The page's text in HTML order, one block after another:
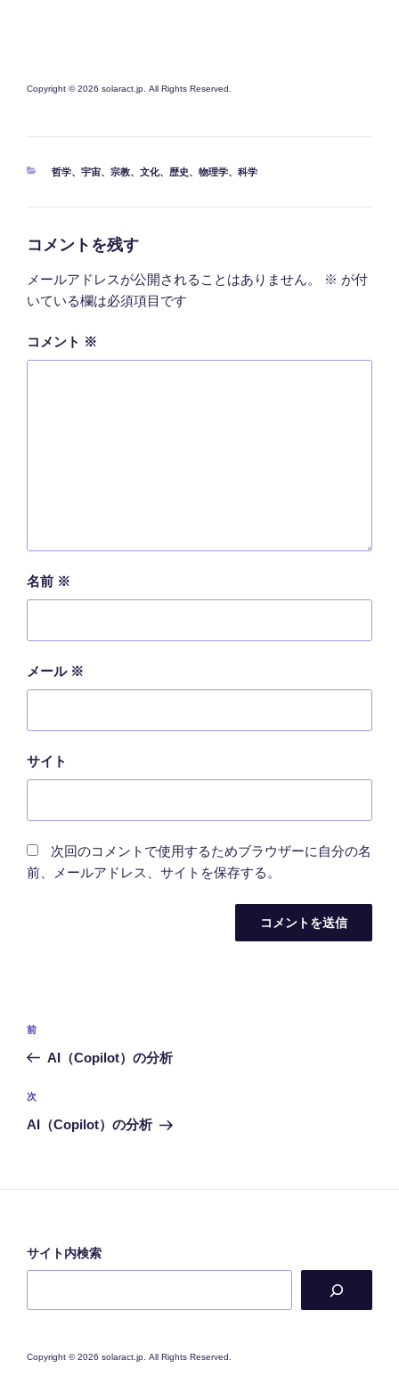
Copyright © 2026 solaract.jp. All Rights Reserved.
カ
哲学、 宇宙、 宗教、 文化、 歴史、 物理学、 科学
コメントを残す
メールアドレスが公開されることはありません。 ※ が付
いている欄は必須項目です
コメント ※
名前 ※
メール ※
サイト
次回のコメントで使用するためブラウザーに自分の名
前、メールアドレス、サイトを保存する。
投
ビ
ゲ
ョ
前
の
稿
前
AI（Copilot）の分析
次
の
次
AI（Copilot）の分析
サイト内検索
Copyright © 2026 solaract.jp. All Rights Reserved.